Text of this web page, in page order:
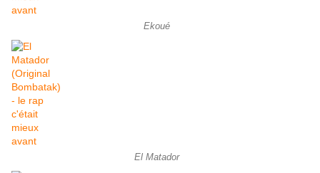
Ekoué
El Matador